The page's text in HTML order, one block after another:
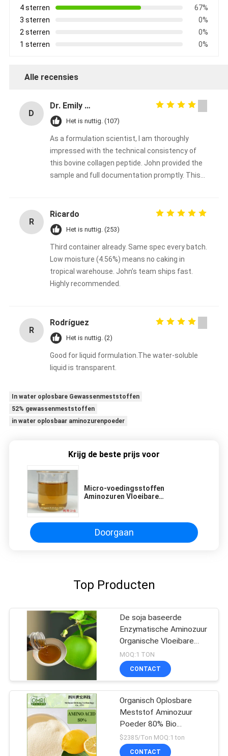
4 sterren
67%
3 sterren
0%
2 sterren
0%
1 sterren
0%
Alle recensies
D
Dr. Emily Carter
Het is nuttig. (107)
As a formulation scientist, I am thoroughly
impressed with the technical consistency of
this bovine collagen peptide. John provided the
sample and full documentation promptly. This
or supplement brand.
R
Ricardo
Het is nuttig. (253)
Third container already. Same spec every batch.
Low moisture (4.56%) means no caking in
tropical warehouse. John’s team ships fast.
Highly recommended.
R
Rodríguez
Het is nuttig. (2)
Good for liquid formulation.The water-soluble
liquid is transparent.
In water oplosbare Gewassenmeststoffen
52% gewassenmeststoffen
in water oplosbaar aminozurenpoeder
Krijg de beste prijs voor
Micro-voedingsstoffen
Aminozuren Vloeibare
Doorgaan
Top Producten
De soja baseerde
Enzymatische Aminozuur
Organische Vloeibare
Meststof 50%
MOQ:1 TON
CONTACT
Organisch Oplosbare
Meststof Aminozuur
Poeder 80% Bio
Organische Meststof
$2385/Ton MOQ:1 ton
CONTACT